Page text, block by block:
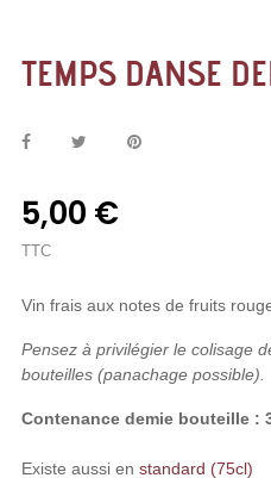
TEMPS DANSE
5,00 €
TTC
Vin frais aux notes de fruits
Pensez à privilégier le colisage
bouteilles (panachage possible).
Contenance demie bouteille :
Existe aussi en standard (75cl)